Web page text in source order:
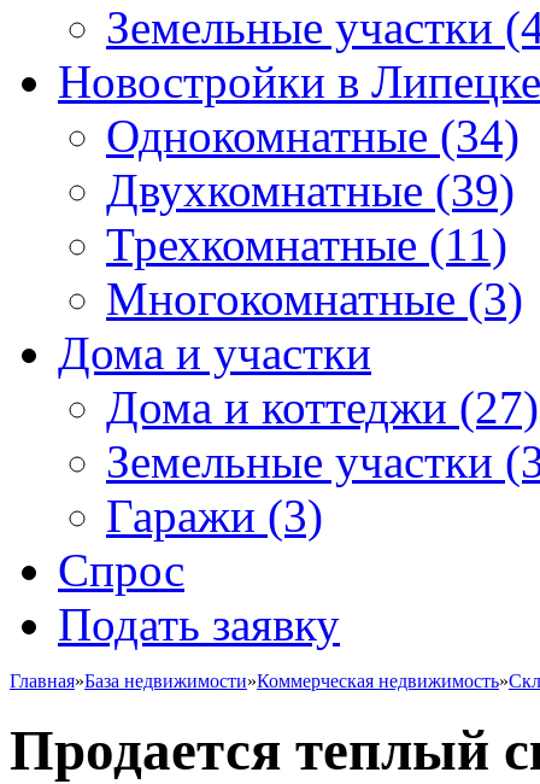
Земельные участки
Новостройки в Липецке
Однокомнатные (34)
Двухкомнатные (39)
Трехкомнатные (11)
Многокомнатные (3)
Дома и участки
Дома и коттеджи (27)
Земельные участки
Гаражи (3)
Спрос
Подать заявку
Главная»База недвижимости»Коммерческая недвижимость»
Продается теплый